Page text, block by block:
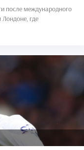
после международного
где